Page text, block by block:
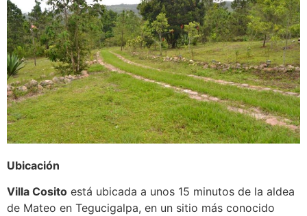
Ubicación
Villa Cosito está ubicada a unos 15 minutos de la aldea
de Mateo en Tegucigalpa, en un sitio más conocido